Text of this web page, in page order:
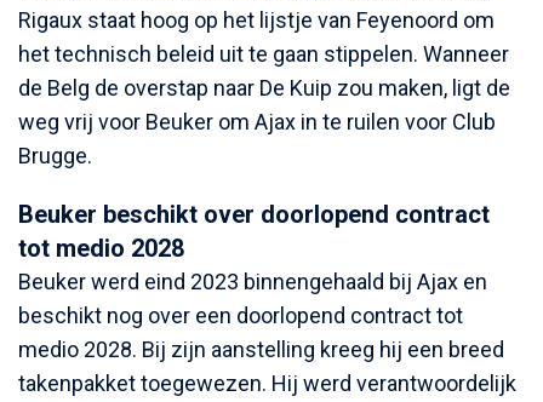
Rigaux staat hoog op het lijstje van Feyenoord om
het technisch beleid uit te gaan stippelen. Wanneer
de Belg de overstap naar De Kuip zou maken, ligt de
weg vrij voor Beuker om Ajax in te ruilen voor Club
Brugge.
Beuker beschikt over doorlopend contract
tot medio 2028
Beuker werd eind 2023 binnengehaald bij Ajax en
beschikt nog over een doorlopend contract tot
medio 2028. Bij zijn aanstelling kreeg hij een breed
takenpakket toegewezen. Hij werd verantwoordelijk